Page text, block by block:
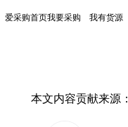
爱采购首页我要采购 我有货源
本文内容贡献来源：